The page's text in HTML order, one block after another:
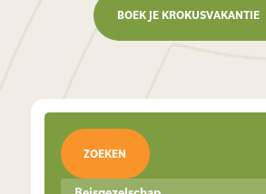
BOEK JE KROKUSVAKANTIE
ZOEKEN